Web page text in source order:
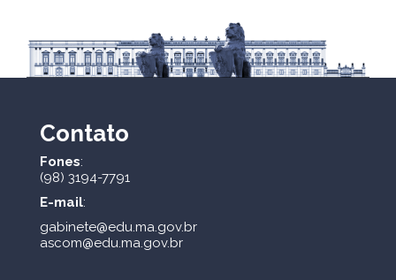
Contato
Fones:
(98) 3194-7791
E-mail:
gabinete@edu.ma.gov.br
ascom@edu.ma.gov.br